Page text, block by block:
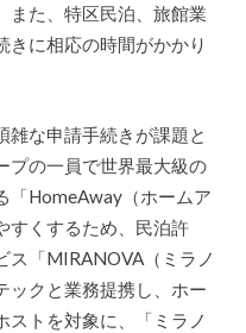
また、特区民泊、旅館業
きに相応の時間がかかり
雑な申請手続きが課題と
プの一員で世界最大級の
「HomeAway（ホームア
すくするため、民泊許
ス「MIRANOVA（ミラノ
ックと業務提携し、ホー
ストを対象に、「ミラノ